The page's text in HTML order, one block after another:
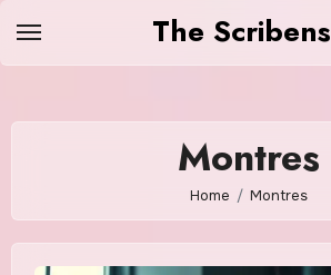
The Scribens
Montres
Home Montres